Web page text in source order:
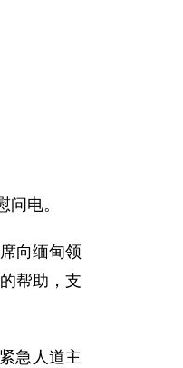
电。
向缅甸领
帮助，支
急人道主